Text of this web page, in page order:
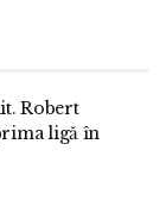
Robert
ligă în